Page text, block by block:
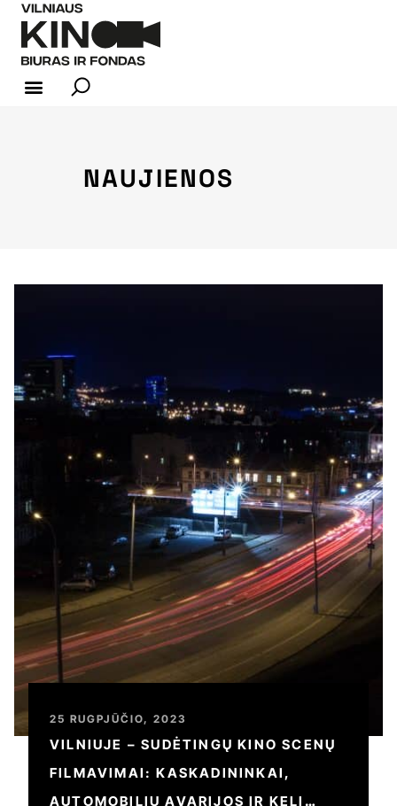
NAUJIENOS
25 RUGPJŪČIO, 2023
VILNIUJE – SUDĖTINGŲ KINO SCENŲ
FILMAVIMAI: KASKADININKAI,
AUTOMOBILIŲ AVARIJOS IR KELI